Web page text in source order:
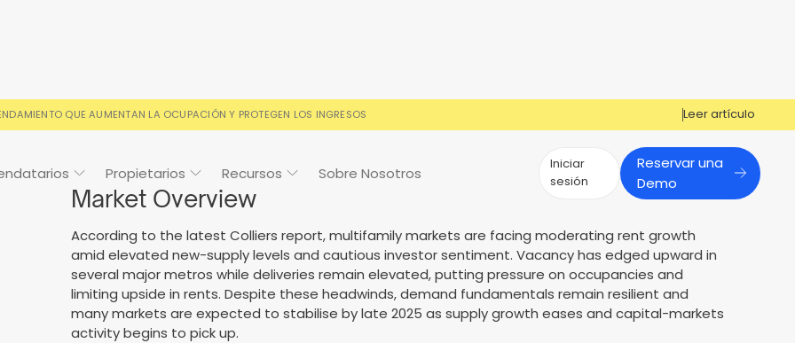
QUE AUMENTAN LA OCUPACIÓN Y PROTEGEN LOS INGRESOS Leer artículo
Propietarios Recursos Sobre Nosotros
Iniciar
sesión
Reservar una
Demo
condiciones de alquiler
Preguntas frecuentes
Sus preguntas, respondidas
¿Tiene preguntas?
¡Cosign puede ayudarle a obtener la
aprobación!
y con la confianza de los
Preguntas frecuentes
Todo lo que necesitas saber
¿Tiene preguntas?
Cosign puede ayudarte a aprobar
más solicitantes
Casos de estudio
Calendario de
eventos
Reportes de mercado Múltiples Influencers
Market Overview
According to the latest Colliers report, multifamily markets are facing moderating rent growth
amid elevated new-supply levels and cautious investor sentiment. Vacancy has edged upward in
several major metros while deliveries remain elevated, putting pressure on occupancies and
limiting upside in rents. Despite these headwinds, demand fundamentals remain resilient and
many markets are expected to stabilise by late 2025 as supply growth eases and capital-markets
activity begins to pick up.